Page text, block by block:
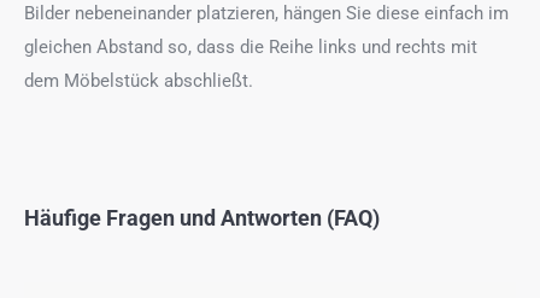
Bilder nebeneinander platzieren, hängen Sie diese einfach im
gleichen Abstand so, dass die Reihe links und rechts mit
dem Möbelstück abschließt.
Häufige Fragen und Antworten (FAQ)